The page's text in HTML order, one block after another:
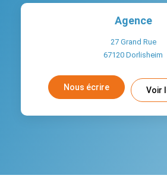
Agence
27 Grand Rue
67120 Dorlisheim
Nous écrire Voir